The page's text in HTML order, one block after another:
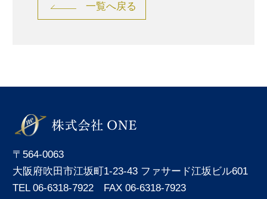
一覧へ戻る
〒564-0063
大阪府吹田市江坂町1-23-43 ファサード江坂ビル601
TEL 06-6318-7922 FAX 06-6318-7923